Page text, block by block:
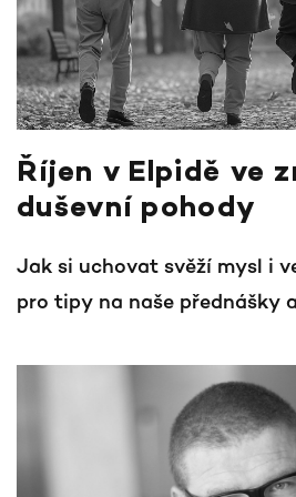
Říjen v Elpidě ve
duševní pohody
Jak si uchovat svěží mysl i
pro tipy na naše přednášky